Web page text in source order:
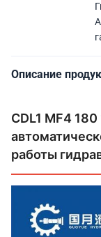
Описание
CDL1 MF4
работы